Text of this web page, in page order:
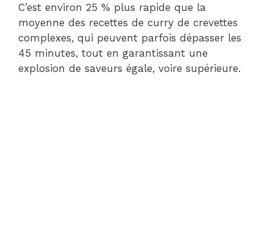
C’est environ 25 % plus rapide que la
moyenne des recettes de curry de crevettes
complexes, qui peuvent parfois dépasser les
45 minutes, tout en garantissant une
explosion de saveurs égale, voire supérieure.